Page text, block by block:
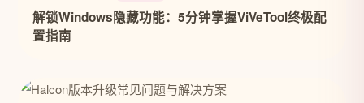
解锁Windows隐藏功能：5分钟掌握ViVeTool终极配
置指南